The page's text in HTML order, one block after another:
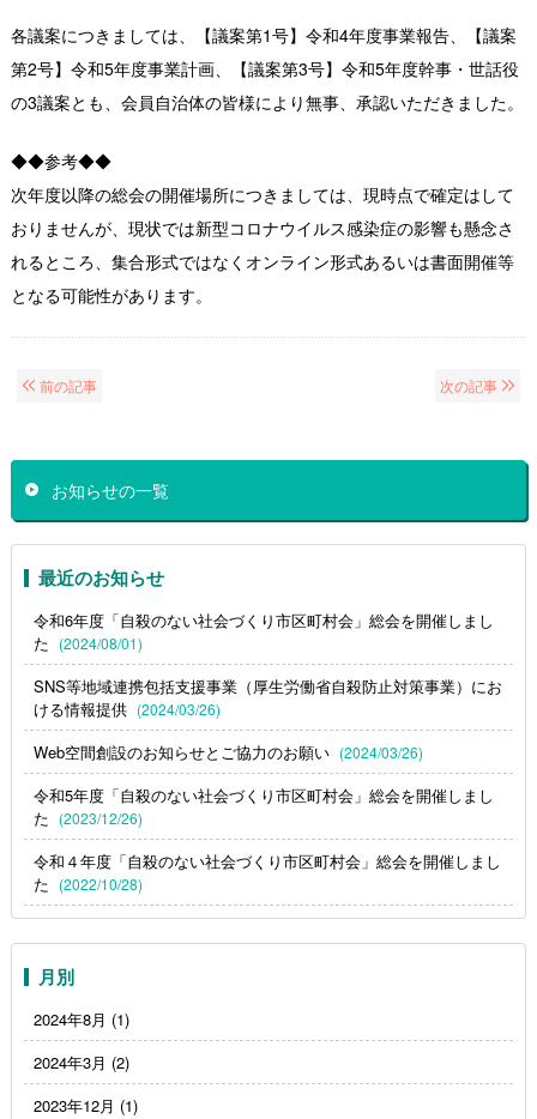
各議案につきましては、【議案第1号】令和4年度事業報告、【議案
第2号】令和5年度事業計画、【議案第3号】令和5年度幹事・世話役
の3議案とも、会員自治体の皆様により無事、承認いただきました。
◆◆参考◆◆
次年度以降の総会の開催場所につきましては、現時点で確定はして
おりませんが、現状では新型コロナウイルス感染症の影響も懸念さ
れるところ、集合形式ではなくオンライン形式あるいは書面開催等
となる可能性があります。
前の記事 次の記事
お知らせの一覧
最近のお知らせ
令和6年度「自殺のない社会づくり市区町村会」総会を開催しまし
た (2024/08/01)
SNS等地域連携包括支援事業（厚生労働省自殺防止対策事業）にお
ける情報提供 (2024/03/26)
Web空間創設のお知らせとご協力のお願い (2024/03/26)
令和5年度「自殺のない社会づくり市区町村会」総会を開催しまし
た (2023/12/26)
令和４年度「自殺のない社会づくり市区町村会」総会を開催しまし
た (2022/10/28)
月別
2024年8月 (1)
2024年3月 (2)
2023年12月 (1)